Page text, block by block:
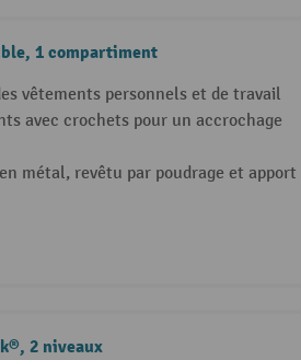
1 compartiment
vêtements personnels et de travail
avec crochets pour un accrochage
métal, revêtu par poudrage et apport
2 niveaux